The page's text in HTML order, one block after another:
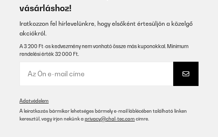
vásárláshoz!
Iratkozzon fel hírlevelünkre, hogy elsőként értesüljön a közelgő
akciókról.
A 3 200 Ft-os kedvezmény nem vonható össze más kuponokkal. Minimum
rendelési érték 32 000 Ft.
Adatvédelem
A leiratkozás bármikor lehetséges bármely e-mail láblécében található linken
keresztül, vagy írjon nekünk a privacy@chal-tec.com címre.